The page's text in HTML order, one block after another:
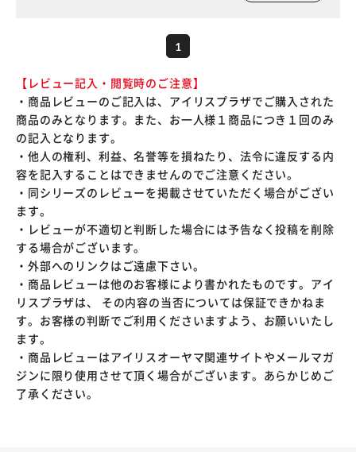
1
【レビュー記入・閲覧時のご注意】
・商品レビューのご記入は、アイリスプラザでご購入された
商品のみとなります。また、お一人様１商品につき１回のみ
の記入となります。
・他人の権利、利益、名誉等を損ねたり、法令に違反する内
容を記入することはできませんのでご注意ください。
・同シリーズのレビューを掲載させていただく場合がござい
ます。
・レビューが不適切と判断した場合には予告なく投稿を削除
する場合がございます。
・外部へのリンクはご遠慮下さい。
・商品レビューは他のお客様により書かれたものです。アイ
リスプラザは、 その内容の当否については保証できかねま
す。お客様の判断でご利用くださいますよう、お願いいたし
ます。
・商品レビューはアイリスオーヤマ関連サイトやメールマガ
ジンに限り使用させて頂く場合がございます。あらかじめご
了承ください。